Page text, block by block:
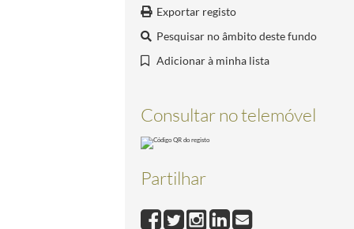
Exportar registo
Pesquisar no âmbito deste fundo
Adicionar à minha lista
Consultar no telemóvel
Partilhar